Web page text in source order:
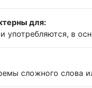
для:
употребляются, в
сложного слова